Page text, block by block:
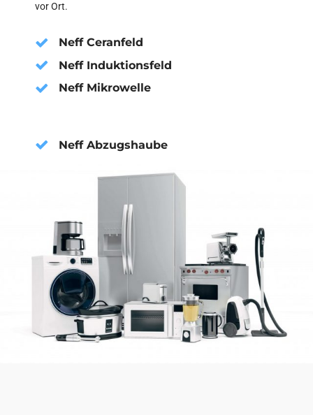
vor Ort.
Neff Ceranfeld
Neff Induktionsfeld
Neff Mikrowelle
Neff Abzugshaube